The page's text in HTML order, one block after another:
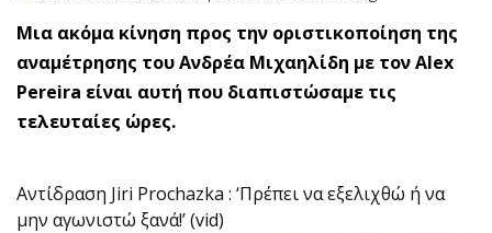
Μια ακόμα κίνηση προς την οριστικοποίηση της
αναμέτρησης του Ανδρέα Μιχαηλίδη με τον Alex
Pereira είναι αυτή που διαπιστώσαμε τις
τελευταίες ώρες.
Αντίδραση Jiri Prochazka : ‘Πρέπει να εξελιχθώ ή να
μην αγωνιστώ ξανά!’ (vid)